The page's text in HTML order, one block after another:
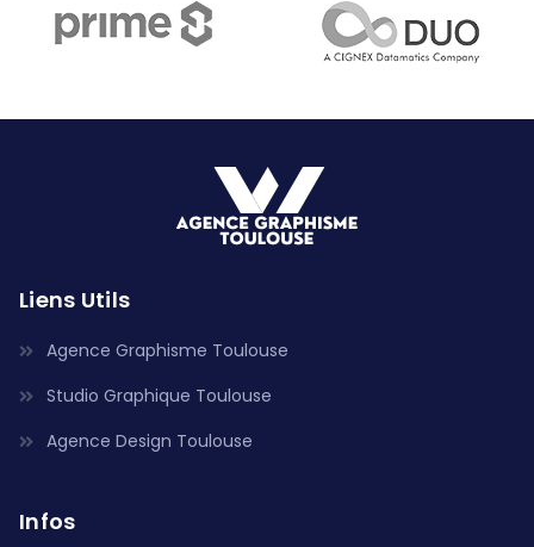
Liens Utils
Agence Graphisme Toulouse
Studio Graphique Toulouse
Agence Design Toulouse
Infos